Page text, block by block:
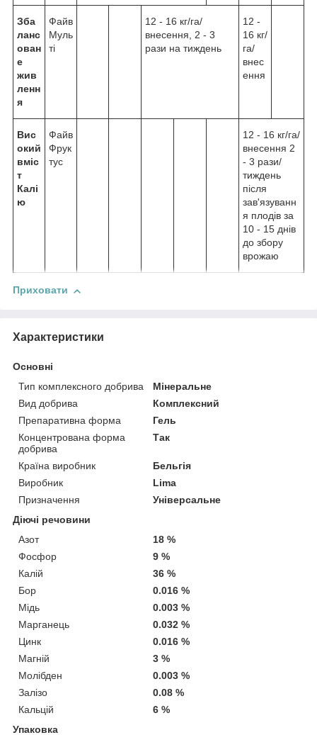
Зба
ланс
ован
е
жив
ленн
я
Файв
Муль
ті
12 - 16 кг/га/
внесення, 2 - 3
рази на тиждень
12 -
16 кг/
га/
внес
ення
Вис
окий
вміс
т
Калі
ю
Файв
Фрук
тус
12 - 16 кг/га/
внесення 2
- 3 рази/
тиждень
після
зав'язуванн
я плодів за
10 - 15 днів
до збору
врожаю
Приховати
Характеристики
Основні
Тип комплексного добрива
Мінеральне
Вид добрива
Комплексний
Препаративна форма
Гель
Концентрована форма
добрива
Так
Країна виробник
Бельгія
Виробник
Lima
Призначення
Універсальне
Діючі речовини
Азот
18 %
Фосфор
9 %
Калій
36 %
Бор
0.016 %
Мідь
0.003 %
Марганець
0.032 %
Цинк
0.016 %
Магній
3 %
Молібден
0.003 %
Залізо
0.08 %
Кальцій
6 %
Упаковка